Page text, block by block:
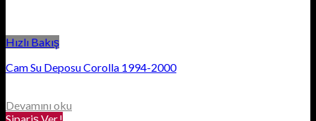
Hızlı Bakış
Cam Su Deposu Corolla 1994-2000
Devamını oku
Sipariş Ver.!